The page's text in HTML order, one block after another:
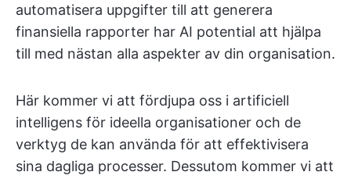
automatisera uppgifter till att generera
finansiella rapporter har AI potential att hjälpa
till med nästan alla aspekter av din organisation.
Här kommer vi att fördjupa oss i artificiell
intelligens för ideella organisationer och de
verktyg de kan använda för att effektivisera
sina dagliga processer. Dessutom kommer vi att